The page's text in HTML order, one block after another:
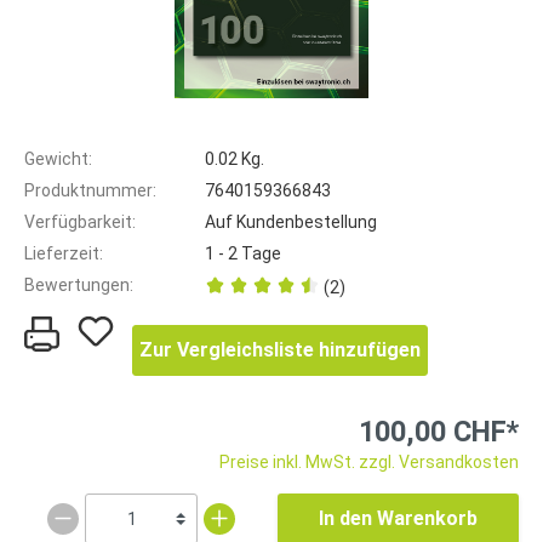
Gewicht:
0.02 Kg.
Produktnummer:
7640159366843
Verfügbarkeit:
Auf Kundenbestellung
Lieferzeit:
1 - 2 Tage
Bewertungen:
(2)
Zur Vergleichsliste hinzufügen
100,00 CHF*
Preise inkl. MwSt. zzgl. Versandkosten
In den Warenkorb